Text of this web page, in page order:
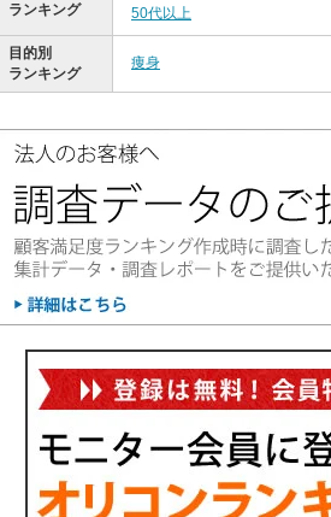
ランキング
50代以上
目的別
ランキング
痩身